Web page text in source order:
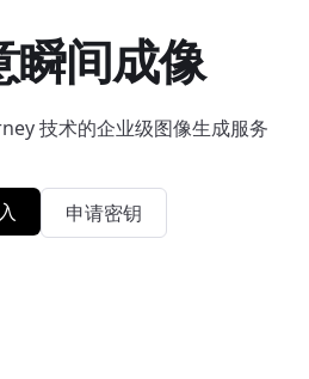
瞬间成像
技术的企业级图像生成服务
申请密钥